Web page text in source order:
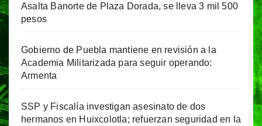
Asalta Banorte de Plaza Dorada, se lleva 3 mil 500
pesos
Gobierno de Puebla mantiene en revisión a la
Academia Militarizada para seguir operando:
Armenta
SSP y Fiscalía investigan asesinato de dos
hermanos en Huixcolotla; refuerzan seguridad en la